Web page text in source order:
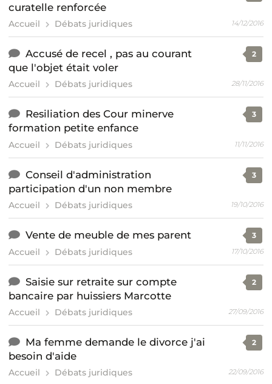
curatelle renforcée
Accueil Débats juridiques 14/12/2016
Accusé de recel , pas au courant
que l'objet était voler
Accueil Débats juridiques
2
28/11/2016
Resiliation des Cour minerve
formation petite enfance
Accueil Débats juridiques
3
11/11/2016
Conseil d'administration
participation d'un non membre
Accueil Débats juridiques
3
19/10/2016
Vente de meuble de mes parent
Accueil Débats juridiques
3
17/10/2016
Saisie sur retraite sur compte
bancaire par huissiers Marcotte
Accueil Débats juridiques
2
27/09/2016
Ma femme demande le divorce j'ai
besoin d'aide
Accueil Débats juridiques
2
22/09/2016